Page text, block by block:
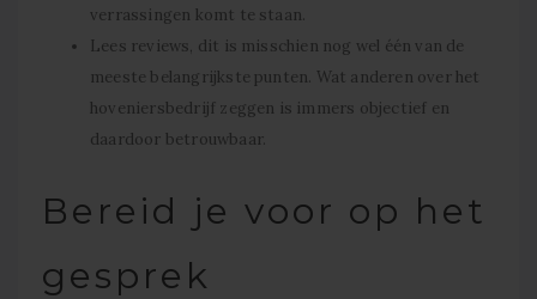
verrassingen komt te staan.
Lees reviews, dit is misschien nog wel één van de
meeste belangrijkste punten. Wat anderen over het
hoveniersbedrijf zeggen is immers objectief en
daardoor betrouwbaar.
Bereid je voor op het
gesprek